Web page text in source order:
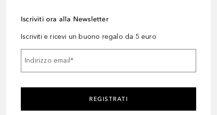
Iscriviti ora alla Newsletter
Iscriviti e ricevi un buono regalo da 5 euro
Indirizzo email*
REGISTRATI